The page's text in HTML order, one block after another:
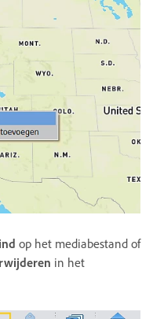
op het mediabestand of
in het